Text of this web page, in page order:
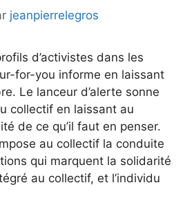
jeanpierrelegros
d’activistes dans les
for-you informe en laissant
Le lanceur d’alerte sonne
collectif en laissant au
de ce qu’il faut en penser.
au collectif la conduite
qui marquent la solidarité
au collectif, et l’individu